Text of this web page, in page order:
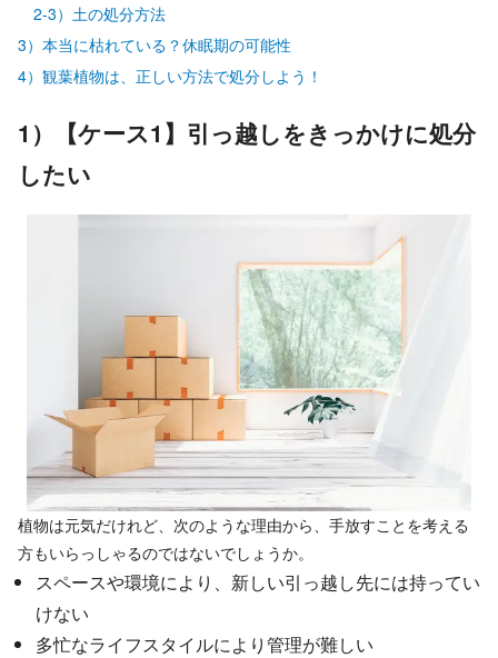
2-3）土の処分方法
3）本当に枯れている？休眠期の可能性
4）観葉植物は、正しい方法で処分しよう！
1）【ケース1】引っ越しをきっかけに処分
したい
植物は元気だけれど、次のような理由から、手放すことを考える
方もいらっしゃるのではないでしょうか。
スペースや環境により、新しい引っ越し先には持ってい
けない
多忙なライフスタイルにより管理が難しい